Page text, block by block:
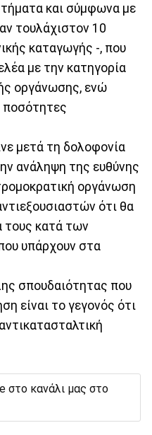
και σύμφωνα με
τουλάχιστον 10
καταγωγής -, που
με την κατηγορία
οργάνωσης, ενώ
ποσότητες
μετά τη δολοφονία
ανάληψη της ευθύνης
οργάνωση
ότι θα
τους κατά των
υπάρχουν στα
σπουδαιότητας που
είναι το γεγονός ότι
στο κανάλι μας στο